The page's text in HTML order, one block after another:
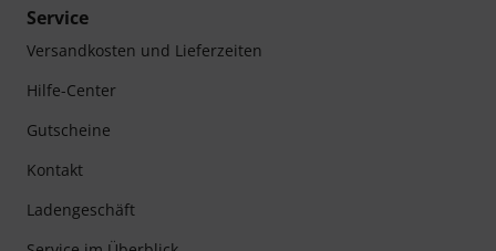
Service
Versandkosten und Lieferzeiten
Hilfe-Center
Gutscheine
Kontakt
Ladengeschäft